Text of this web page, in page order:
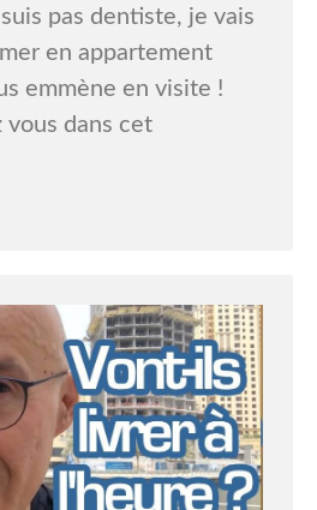
pas dentiste, je vais
en appartement
emmène en visite !
vous dans cet